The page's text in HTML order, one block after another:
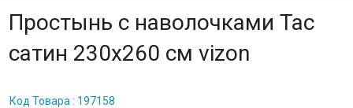
Простынь с наволочками Tac
cатин 230x260 см vizon
Код Товара : 197158